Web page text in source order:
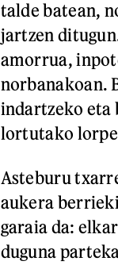
talde batean,
jartzen
amorrua,
norbanakoan.
indartzeko eta
lortutako
Asteburu
aukera
garaia da:
duguna